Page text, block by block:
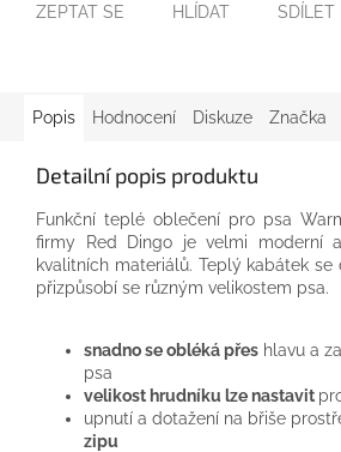
ZEPTAT SE HLÍDAT SDÍLET
Popis Hodnocení Diskuze Značka
Detailní popis produktu
Funkční teplé oblečení pro psa
firmy
Red Dingo je velmi moderní a
kvalitních materiálů. Teplý kabátek se
přizpůsobí se různým velikostem psa.
snadnose oblékápřes hlavu a
psa
velikost hrudníku lzenastavit
upnutí a dotažení na břiše
zipu